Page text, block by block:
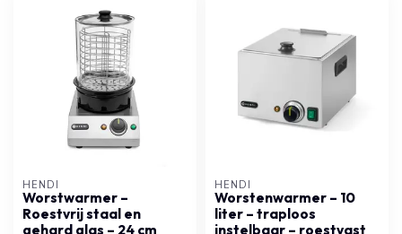
HENDI
Worstwarmer –
Roestvrij staal en
gehard glas – 24 cm
HENDI
Worstenwarmer – 10
liter – traploos
instelbaar – roestvast